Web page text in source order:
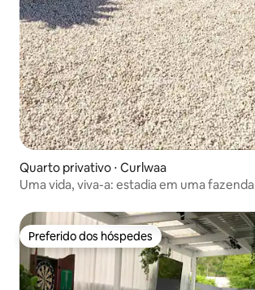
Quarto privativo ⋅ Curlwaa
Uma vida, viva-a: estadia em uma fazenda "Vista para os
Preferido dos hóspedes
Preferido dos hóspedes